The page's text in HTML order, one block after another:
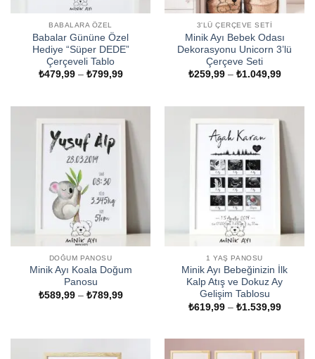
BABALARA ÖZEL
Babalar Gününe Özel
Hediye “Süper DEDE”
Çerçeveli Tablo
₺479,99 – ₺799,99Fiyat
3'LÜ ÇERÇEVE SETI
Minik Ayı Bebek Odası
Dekorasyonu Unicorn 3’lü
Çerçeve Seti
₺259,99 – ₺1.049,99Fiyat
DOĞUM PANOSU
Minik Ayı Koala Doğum
Panosu
₺589,99 – ₺789,99Fiyat
1 YAŞ PANOSU
Minik Ayı Bebeğinizin İlk
Kalp Atış ve Dokuz Ay
Gelişim Tablosu
₺619,99 – ₺1.539,99Fiyat